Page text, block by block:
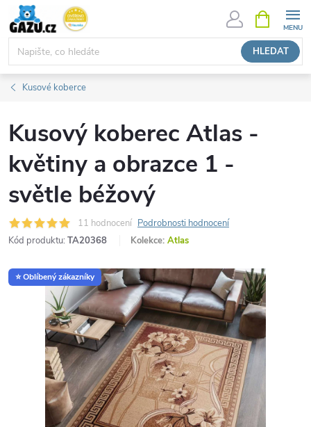
Přejít
obsah
HLEDAT
NÁKUPNÍ
KOŠÍK
Kusové koberce
Kusový koberec Atlas -
květiny a obrazce 1 -
světle béžový
11 hodnocení Podrobnosti hodnocení
Kód produktu: TA20368 Kolekce: Atlas
⭐ Oblíbený zákazníky